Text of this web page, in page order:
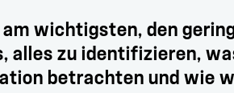
wichtigsten, den
alles zu identifizieren,
betrachten und wie